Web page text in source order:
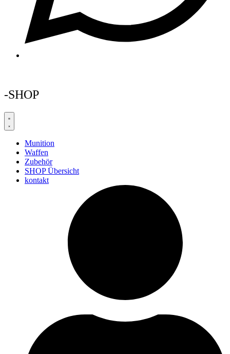
-SHOP
Munition
Waffen
Zubehör
SHOP Übersicht
kontakt